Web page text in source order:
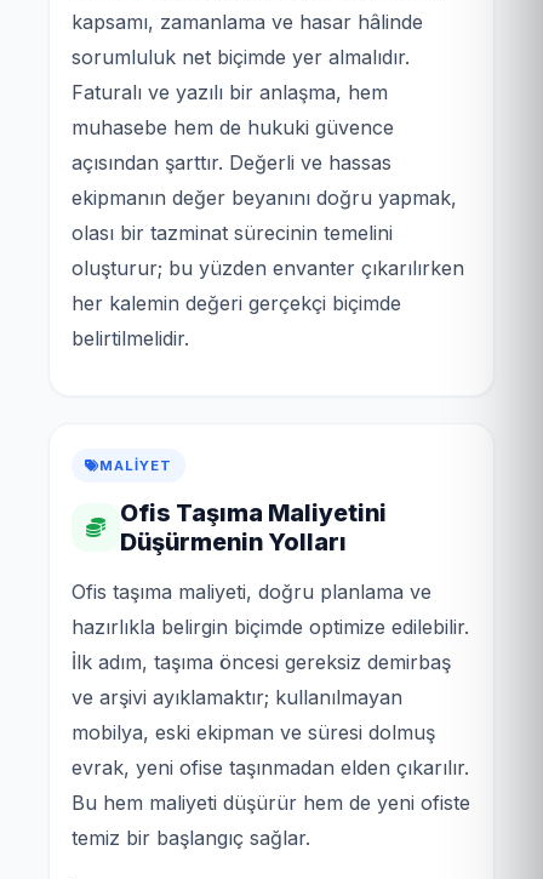
kapsamı, zamanlama ve hasar hâlinde
sorumluluk net biçimde yer almalıdır.
Faturalı ve yazılı bir anlaşma, hem
muhasebe hem de hukuki güvence
açısından şarttır. Değerli ve hassas
ekipmanın değer beyanını doğru yapmak,
olası bir tazminat sürecinin temelini
oluşturur; bu yüzden envanter çıkarılırken
her kalemin değeri gerçekçi biçimde
belirtilmelidir.
MALIYET
Ofis Taşıma Maliyetini
Düşürmenin Yolları
Ofis taşıma maliyeti, doğru planlama ve
hazırlıkla belirgin biçimde optimize edilebilir.
İlk adım, taşıma öncesi gereksiz demirbaş
ve arşivi ayıklamaktır; kullanılmayan
mobilya, eski ekipman ve süresi dolmuş
evrak, yeni ofise taşınmadan elden çıkarılır.
Bu hem maliyeti düşürür hem de yeni ofiste
temiz bir başlangıç sağlar.